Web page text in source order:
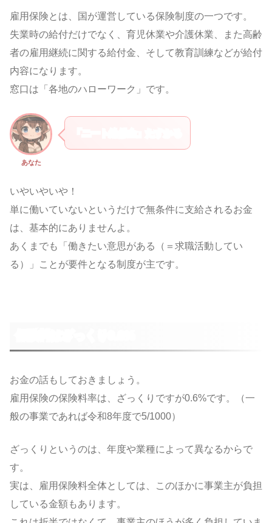
雇用保険とは、国が運営している保険制度の一つです。
失業時の給付だけでなく、育児休業や介護休業、また高齢
者の雇用継続に関する給付金、そして教育訓練などが給付
内容になります。
窓口は「各地のハローワーク」です。
あなた
いやいやいや！
単に働いていないというだけで無条件に支給されるお金
は、基本的にありませんよ。
あくまでも「働きたい意思がある（＝求職活動してい
る）」ことが要件となる制度が主です。
お金の話もしておきましょう。
雇用保険の保険料率は、ざっくりですが0.6%です。（一
般の事業であれば令和8年度で5/1000）
ざっくりというのは、年度や業種によって異なるからで
す。
実は、雇用保険料全体としては、このほかに事業主が負担
している金額もあります。